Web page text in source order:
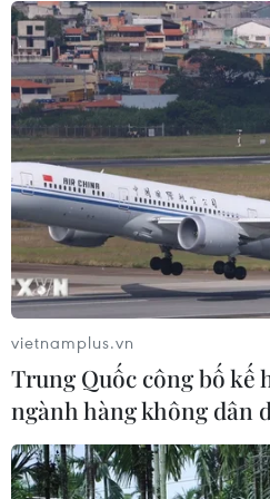
thông tin giả về sáp nhập
hành chính
29/07/2026 10:28
Việt Nam-Lào tăng cường
giữa các cơ quan lý luận
28/07/2026 14:26
Sắp khởi động Chiến dịch
ứng phó làn sóng tin giả
27/07/2026 06:04
Hợp tác truyền
Viện Kiểm sát Nhân dân Tối
vietnamplus.vn
Trung Quốc công bố kế
ngành hàng không dân